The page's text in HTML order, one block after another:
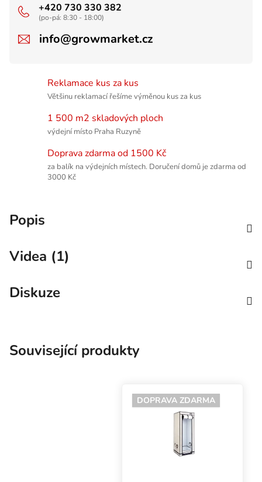
+420 730 330 382
(po-pá: 8:30 - 18:00)
info@growmarket.cz
Reklamace kus za kus
Většinu reklamací řešíme výměnou kus za kus
1 500 m2 skladových ploch
výdejní místo Praha Ruzyně
Doprava zdarma od 1500 Kč
za balík na výdejních místech. Doručení domů je zdarma od
3000 Kč
Popis
Videa (1)
Diskuze
Související produkty
DOPRAVA ZDARMA